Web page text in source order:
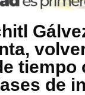
tiempo
de